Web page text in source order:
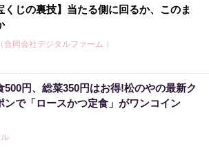
くじの裏技】当たる側に回るか、このま
合同会社デジタルファーム ）
じ当たる人だけが気づいている違い
500円、総菜350円はお得!松のやの最新ク
ンで「ロースかつ定食」がワンコイン